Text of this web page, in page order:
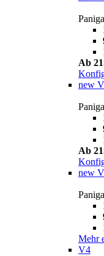
Ab
new
Ab
new
Mehr
V4